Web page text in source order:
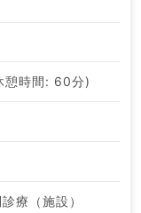
時間: 60分)
療（施設）